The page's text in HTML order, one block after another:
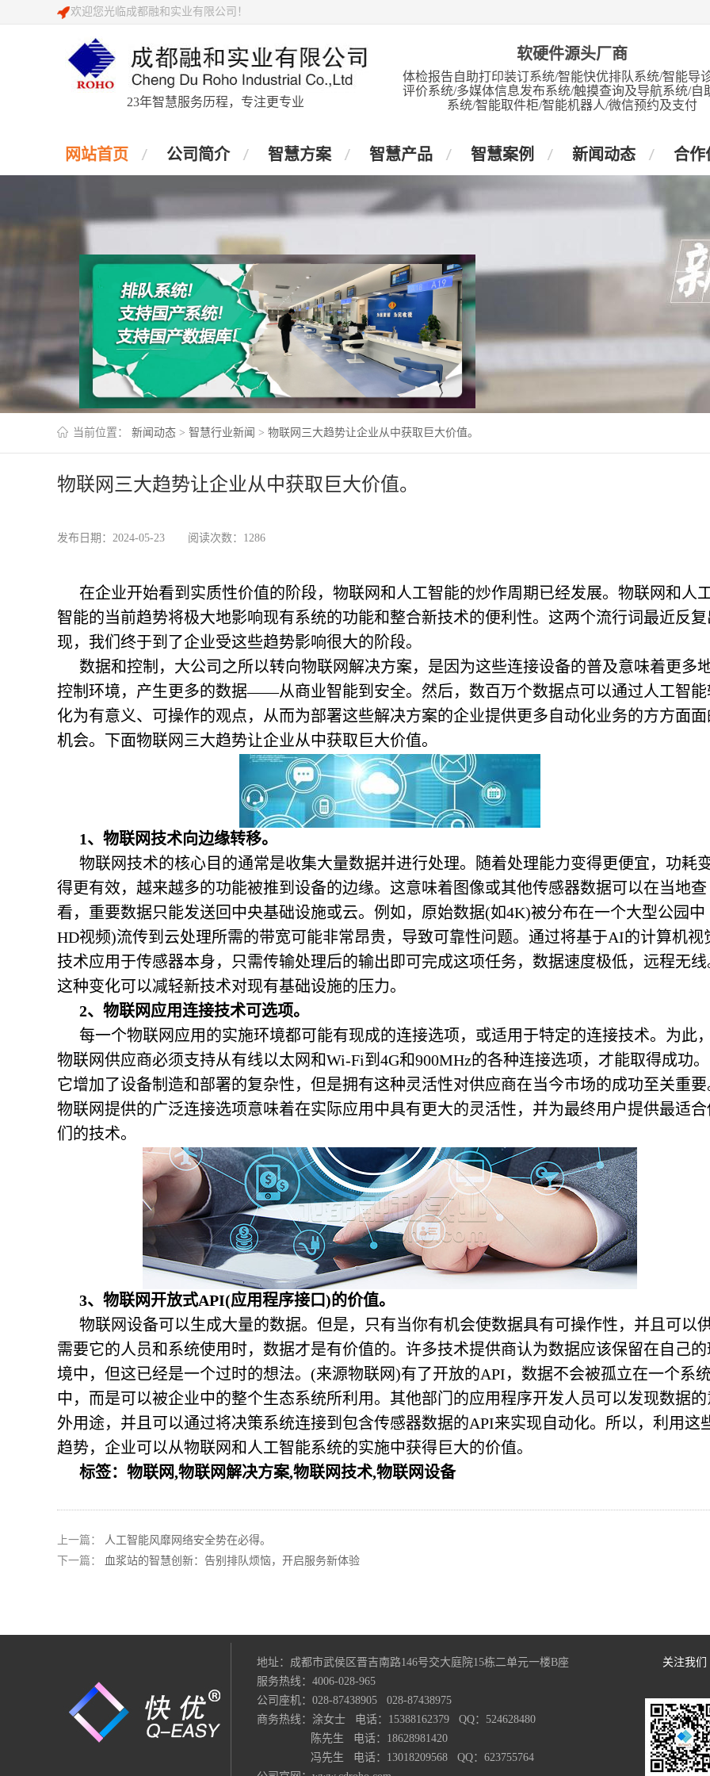
欢迎您光临成都融和实业有限公司！
23年智慧服务历程，专注更专业
软硬件源头厂商
体检报告自助打印装订系统/智能快优排队系统/智能导
评价系统/多媒体信息发布系统/触摸查询及导航系统/自
系统/智能取件柜/智能机器人/微信预约及支付
网站首页 公司简介 智慧方案 智慧产品 智慧案例 新闻动态 合作
当前位置： 新闻动态 > 智慧行业新闻 > 物联网三大趋势让企业从中获取巨大价值。
物联网三大趋势让企业从中获取巨大价值。
发布日期：2024-05-23 阅读次数：1286
在企业开始看到实质性价值的阶段，物联网和人工智能的炒作周期已经发展。物联网和人
智能的当前趋势将极大地影响现有系统的功能和整合新技术的便利性。这两个流行词最近反复
现，我们终于到了企业受这些趋势影响很大的阶段。
数据和控制，大公司之所以转向物联网解决方案，是因为这些连接设备的普及意味着更多
控制环境，产生更多的数据——从商业智能到安全。然后，数百万个数据点可以通过人工智能
化为有意义、可操作的观点，从而为部署这些解决方案的企业提供更多自动化业务的方方面面
机会。下面物联网三大趋势让企业从中获取巨大价值。
1、物联网技术向边缘转移。
物联网技术的核心目的通常是收集大量数据并进行处理。随着处理能力变得更便宜，功耗
得更有效，越来越多的功能被推到设备的边缘。这意味着图像或其他传感器数据可以在当地查
看，重要数据只能发送回中央基础设施或云。例如，原始数据(如4K)被分布在一个大型公园中
HD视频)流传到云处理所需的带宽可能非常昂贵，导致可靠性问题。通过将基于AI的计算机视
技术应用于传感器本身，只需传输处理后的输出即可完成这项任务，数据速度极低，远程无线
这种变化可以减轻新技术对现有基础设施的压力。
2、物联网应用连接技术可选项。
每一个物联网应用的实施环境都可能有现成的连接选项，或适用于特定的连接技术。为此，
物联网供应商必须支持从有线以太网和Wi-Fi到4G和900MHz的各种连接选项，才能取得成功。
它增加了设备制造和部署的复杂性，但是拥有这种灵活性对供应商在当今市场的成功至关重要
物联网提供的广泛连接选项意味着在实际应用中具有更大的灵活性，并为最终用户提供最适合
们的技术。
3、物联网开放式API(应用程序接口)的价值。
物联网设备可以生成大量的数据。但是，只有当你有机会使数据具有可操作性，并且可以
需要它的人员和系统使用时，数据才是有价值的。许多技术提供商认为数据应该保留在自己的
境中，但这已经是一个过时的想法。(来源物联网)有了开放的API，数据不会被孤立在一个系
中，而是可以被企业中的整个生态系统所利用。其他部门的应用程序开发人员可以发现数据的
外用途，并且可以通过将决策系统连接到包含传感器数据的API来实现自动化。所以，利用这
趋势，企业可以从物联网和人工智能系统的实施中获得巨大的价值。
标签：物联网,物联网解决方案,物联网技术,物联网设备
上一篇： 人工智能风靡网络安全势在必得。
下一篇：
血浆站的智慧创新：告别排队烦恼，开启服务新体验
地址：成都市武侯区晋吉南路146号交大庭院15栋二单元一楼B座
服务热线：4006-028-965
公司座机：028-87438905 028-87438975
商务热线：涂女士 电话：15388162379 QQ：524628480
陈先生 电话：18628981420
冯先生 电话：13018209568 QQ：623755764
关注我们